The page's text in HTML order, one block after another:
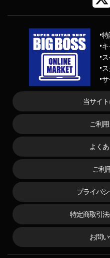
特
サ
当サイ
ご利
よく
ご利
プライバ
特定商取引
お問